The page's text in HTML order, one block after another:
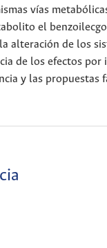
vías
el
alteración de los
de los efectos por
y las propuestas